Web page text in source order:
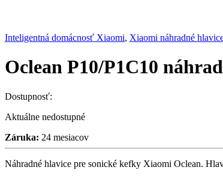
Inteligentná domácnosť Xiaomi, Xiaomi náhradné
Oclean P10/P1C10
Dostupnosť:
Aktuálne nedostupné
Záruka: 24 mesiacov
Náhradné hlavice pre sonické kefky Xiaomi Oclean.